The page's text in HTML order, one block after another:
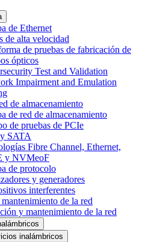
de Ethernet
de alta velocidad
de pruebas de fabricación de
ópticos
Test and Validation
Impairment and Emulation
de almacenamiento
de red de almacenamiento
de pruebas de PCIe
SATA
Fibre Channel, Ethernet,
y NVMeoF
de protocolo
y generadores
interferentes
de la red
y mantenimiento de la red
inalámbricos